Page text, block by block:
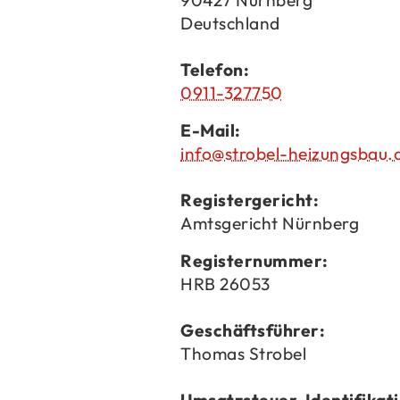
Deutsch­land
Te­le­fon:
0911-327750
E-​Mail:
info@strobel-​
Re­gis­ter­ge­richt:
Amts­ge­richt Nürn­berg
Re­gis­ter­num­mer:
HRB 26053
Ge­schäfts­füh­rer:
Tho­mas Stro­bel